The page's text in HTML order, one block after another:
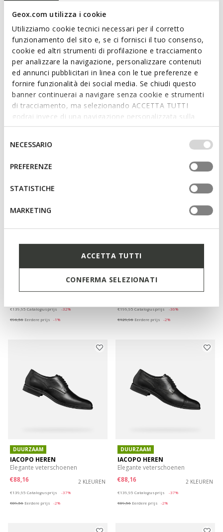
Geox.com utilizza i cookie
Utilizziamo cookie tecnici necessari per il corretto
funzionamento del sito e, se ci fornisci il tuo consenso,
cookie ed altri strumenti di profilazione e tracciamento
per analizzare la navigazione, personalizzare contenuti
ed annunci pubblicitari in linea con le tue preferenze e
fornire funzionalità dei social media. Se chiudi questo
banner continuerai a navigare senza cookie e strumenti
di tracciamento, ma selezionando ACCETTA TUTTI
godrai invece di una navigazione personalizzata sulla
base dei tuoi gusti ed interessi. Selezionando
IMPOSTAZIONI potrai anche scegliere quali cookies ed
altri strumenti di tracciamento autorizzare. Per maggiori
informazioni o per modificare in qualsiasi momento le
tue impostazioni, visita la nostra
consenso
NECESSARIO
PREFERENZE
STATISTICHE
MARKETING
ACCETTA TUTTI
CONFERMA SELEZIONATI
DUURZAAM
CAPITALE HEREN
€127,96
1 KLEUR
€199,95Catalogusprijs
-36%
DUURZAAM
BARBERIGO HEREN
1 KLEUR
€145,00Catalogusprijs
-42%
SPHERICA EC11 B HEREN
€139,95 Catalogusprijs
-32%
€96,56 Eerdere prijs -1%
MEDOS HEREN
Elegante leren loafers
€199,95Catalogusprijs
-36%
€129,96 Eerdere prijs -2%
DUURZAAM
IACOPO HEREN
Elegante veterschoenen
€88,16
2 KLEUREN
€139,95 Catalogusprijs
-37%
€89,56 Eerdere prijs -2%
DUURZAAM
IACOPO HEREN
Elegante veterschoenen
€88,16
2 KLEUREN
€139,95 Catalogusprijs
-37%
€89,56 Eerdere prijs -2%